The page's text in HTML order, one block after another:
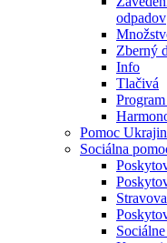
odpadov
Zberný
Info
Tlačivá
Pomoc
Sociálna